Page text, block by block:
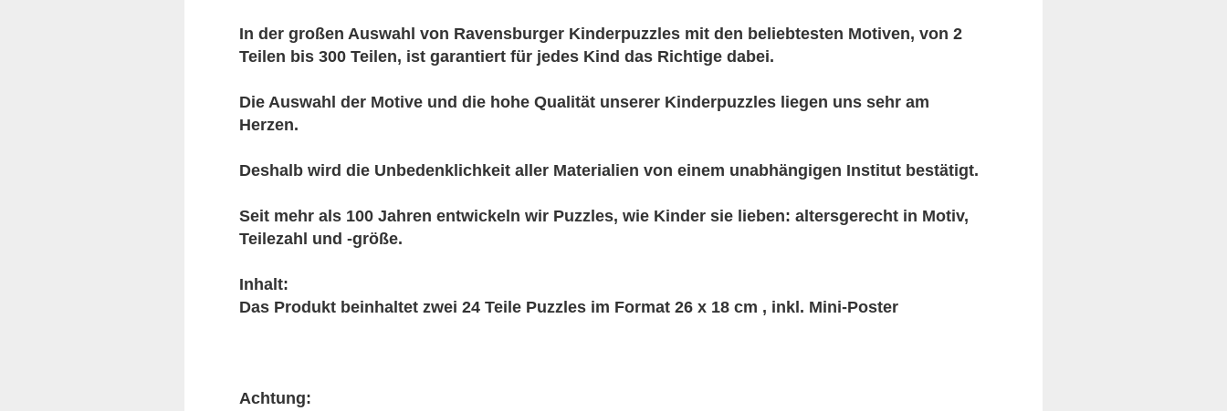
In der großen Auswahl von Ravensburger Kinderpuzzles mit den beliebtesten Motiven, von 2
Teilen bis 300 Teilen, ist garantiert für jedes Kind das Richtige dabei.
Die Auswahl der Motive und die hohe Qualität unserer Kinderpuzzles liegen uns sehr am
Herzen.
Deshalb wird die Unbedenklichkeit aller Materialien von einem unabhängigen Institut bestätigt.
Seit mehr als 100 Jahren entwickeln wir Puzzles, wie Kinder sie lieben: altersgerecht in Motiv,
Teilezahl und -größe.
Inhalt:
Das Produkt beinhaltet zwei 24 Teile Puzzles im Format 26 x 18 cm , inkl. Mini-Poster
Achtung: